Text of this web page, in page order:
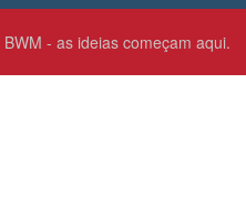
BWM - as ideias começam aqui.